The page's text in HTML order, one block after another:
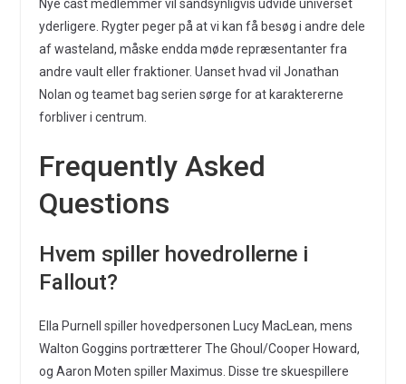
Nye cast medlemmer vil sandsynligvis udvide universet
yderligere. Rygter peger på at vi kan få besøg i andre dele
af wasteland, måske endda møde repræsentanter fra
andre vault eller fraktioner. Uanset hvad vil Jonathan
Nolan og teamet bag serien sørge for at karaktererne
forbliver i centrum.
Frequently Asked
Questions
Hvem spiller hovedrollerne i
Fallout?
Ella Purnell spiller hovedpersonen Lucy MacLean, mens
Walton Goggins portrætterer The Ghoul/Cooper Howard,
og Aaron Moten spiller Maximus. Disse tre skuespillere